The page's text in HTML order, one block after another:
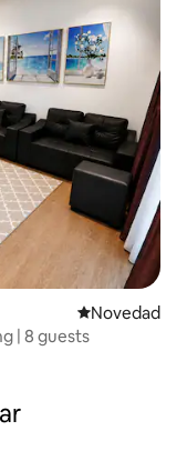
Lugar para
Novedad
| 8 guests